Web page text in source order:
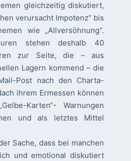
gleichzeitig diskutiert,
verursacht Impotenz“ bis
wie „Allversöhnung“.
stehen deshalb 40
zur Seite, die – aus
Lagern kommend – die
Post nach den Charta-
ihrem Ermessen können
Karten“- Warnungen
und als letztes Mittel
Sache, dass bei manchen
und emotional diskutiert